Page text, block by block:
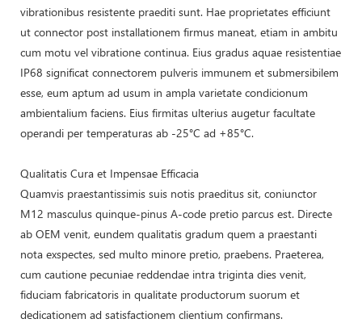
vibrationibus resistente praediti sunt. Hae proprietates efficiunt
ut connector post installationem firmus maneat, etiam in ambitu
cum motu vel vibratione continua. Eius gradus aquae resistentiae
IP68 significat connectorem pulveris immunem et submersibilem
esse, eum aptum ad usum in ampla varietate condicionum
ambientalium faciens. Eius firmitas ulterius augetur facultate
operandi per temperaturas ab -25°C ad +85°C.
Qualitatis Cura et Impensae Efficacia
Quamvis praestantissimis suis notis praeditus sit, coniunctor
M12 masculus quinque-pinus A-code pretio parcus est. Directe
ab OEM venit, eundem qualitatis gradum quem a praestanti
nota exspectes, sed multo minore pretio, praebens. Praeterea,
cum cautione pecuniae reddendae intra triginta dies venit,
fiduciam fabricatoris in qualitate productorum suorum et
dedicationem ad satisfactionem clientium confirmans.